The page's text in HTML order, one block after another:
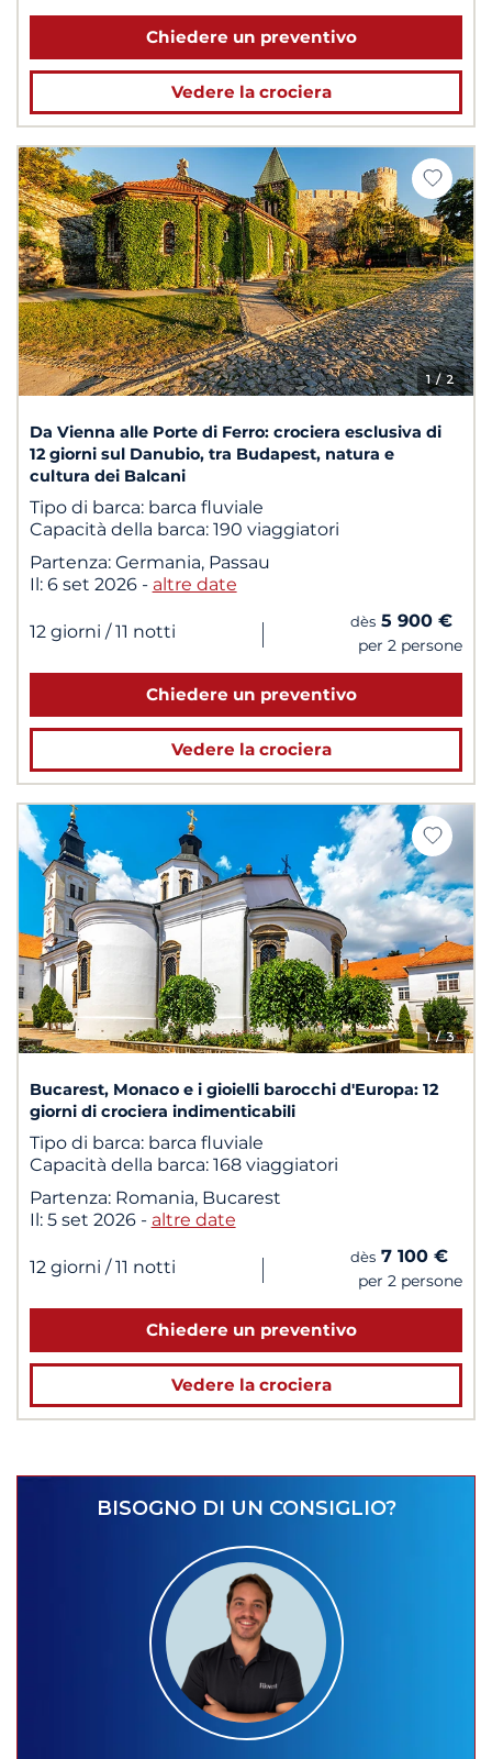
Chiedere un preventivo
Vedere la crociera
1/ 2
Da Vienna alle Porte di Ferro: crociera esclusiva di
12 giorni sul Danubio, tra Budapest, natura e
cultura dei Balcani
Tipo di barca: barca fluviale
Capacità della barca: 190 viaggiatori
Partenza: Germania, Passau
Il: 6 set 2026 - altre date
12 giorni / 11 notti | dès 5 900 €
per 2 persone
Chiedere un preventivo
Vedere la crociera
1/ 3
Bucarest, Monaco e i gioielli barocchi d'Europa: 12
giorni di crociera indimenticabili
Tipo di barca: barca fluviale
Capacità della barca: 168 viaggiatori
Partenza: Romania, Bucarest
Il: 5 set 2026 - altre date
12 giorni / 11 notti | dès 7 100 €
per 2 persone
Chiedere un preventivo
Vedere la crociera
BISOGNO DI UN CONSIGLIO?